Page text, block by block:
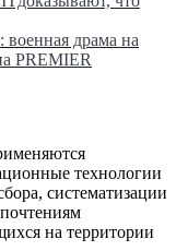
военная драма на
PREMIER
технологии
систематизации
на территории